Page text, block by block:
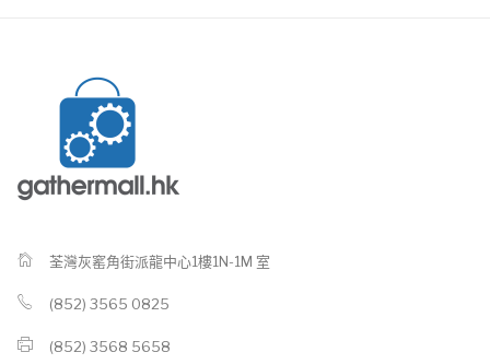
荃灣灰窰角街派龍中心1樓1N-1M 室
(852) 3565 0825
(852) 3568 5658